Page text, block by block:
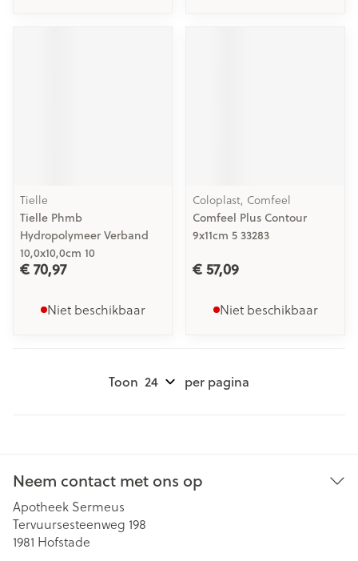
Tielle
Tielle Phmb
Hydropolymeer Verband
10,0x10,0cm 10
€ 70,97
Niet beschikbaar
Coloplast, Comfeel
Comfeel Plus Contour
9x11cm 5 33283
€ 57,09
Niet beschikbaar
Toon per pagina
Neem contact met ons op
Apotheek Sermeus
Tervuursesteenweg 198
1981 Hofstade